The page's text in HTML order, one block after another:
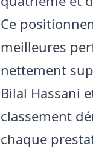
Ce
meilleures
nettement
Bilal Hassani
classement
chaque